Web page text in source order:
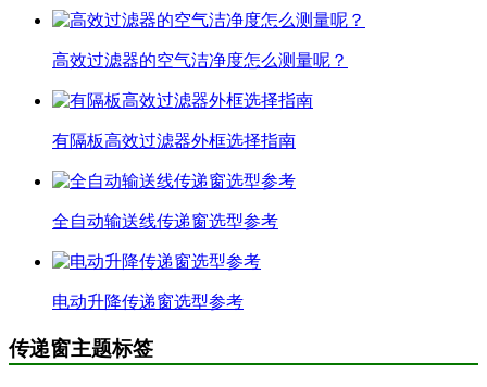
高效过滤器的空气洁净度怎么测量呢？
有隔板高效过滤器外框选择指南
全自动输送线传递窗选型参考
电动升降传递窗选型参考
传递窗主题标签